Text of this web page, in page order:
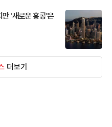
'새로운 홍콩'은
더보기